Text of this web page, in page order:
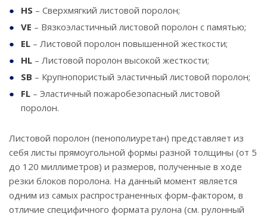
HS – Сверхмягкий листовой поролон;
VE – Вязкоэластичный листовой поролон с памятью;
EL – Листовой поролон повышенной жесткости;
HL – Листовой поролон высокой жесткости;
SB – Крупнопористый эластичный листовой поролон;
FL – Эластичный пожаробезопасный листовой
поролон.
Листовой поролон (пенополиуретан) представляет из
себя листы прямоугольной формы разной толщины (от 5
до 120 миллиметров) и размеров, полученные в ходе
резки блоков поролона. На данный момент является
одним из самых распространенных форм-фактором, в
отличие специфичного формата рулона (см. рулонный